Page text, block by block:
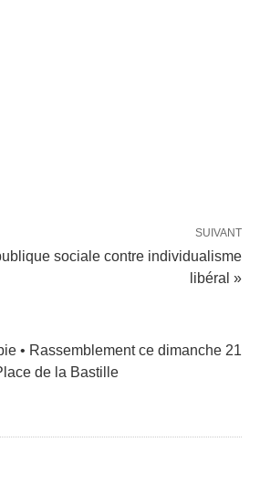
SUIVANT
sociale contre individualisme
libéral »
• Rassemblement ce dimanche 21
de la Bastille